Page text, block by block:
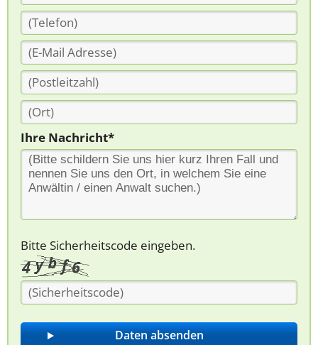
Ihre Nachricht*
Bitte Sicherheitscode eingeben.